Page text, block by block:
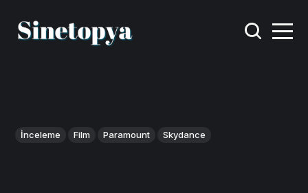
İnceleme Film Paramount Skydance